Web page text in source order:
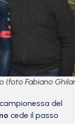
(foto Fabiano
del
cede il passo